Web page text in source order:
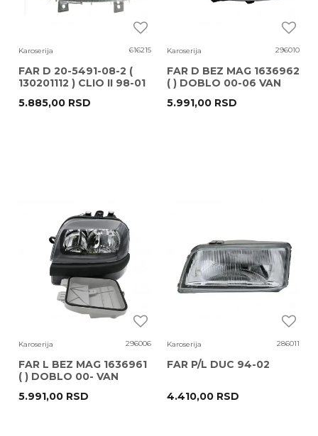
Karoserija 616215
FAR D 20-5491-08-2 (
130201112 ) CLIO II 98-01
5.885,00 RSD
Karoserija 296010
FAR D BEZ MAG 1636962
( ) DOBLO 00-06 VAN
5.991,00 RSD
Karoserija 296006
FAR L BEZ MAG 1636961
( ) DOBLO 00- VAN
5.991,00 RSD
Karoserija 286011
FAR P/L DUC 94-02
4.410,00 RSD